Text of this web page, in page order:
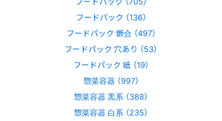
フードパック （136）
フードパック 嵌合 （497）
フードパック 穴あり （53）
フードパック 紙 （19）
惣菜容器 （997）
惣菜容器 黒系 （388）
惣菜容器 白系 （235）